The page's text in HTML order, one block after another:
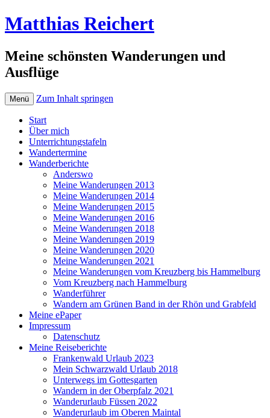
Matthias Reichert
Meine schönsten Wanderungen und
Ausflüge
Menü Zum Inhalt springen
Start
Über mich
Unterrichtungstafeln
Wandertermine
Wanderberichte
Anderswo
Meine Wanderungen 2013
Meine Wanderungen 2014
Meine Wanderungen 2015
Meine Wanderungen 2016
Meine Wanderungen 2018
Meine Wanderungen 2019
Meine Wanderungen 2020
Meine Wanderungen 2021
Meine Wanderungen vom Kreuzberg bis Hammelburg
Vom Kreuzberg nach Hammelburg
Wanderführer
Wandern am Grünen Band in der Rhön und Grabfeld
Meine ePaper
Impressum
Datenschutz
Meine Reiseberichte
Frankenwald Urlaub 2023
Mein Schwarzwald Urlaub 2018
Unterwegs im Gottesgarten
Wandern in der Oberpfalz 2021
Wanderurlaub Füssen 2022
Wanderurlaub im Oberen Maintal